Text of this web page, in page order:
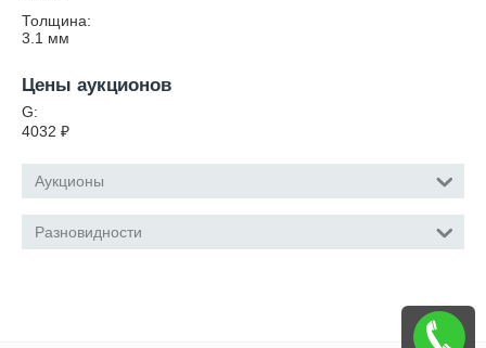
Толщина:
3.1 мм
Цены аукционов
G:
4032 ₽
Аукционы
Разновидности